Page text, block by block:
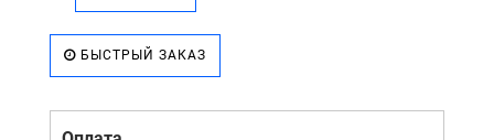
БЫСТРЫЙ ЗАКАЗ